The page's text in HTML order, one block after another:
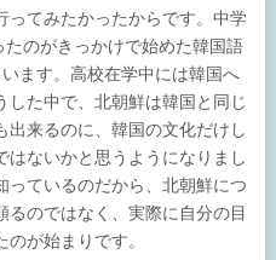
ってみたかったからです。中学
のがきっかけで始めた韓国語
ます。高校在学中には韓国へ
た中で、北朝鮮は韓国と同じ
来るのに、韓国の文化だけし
ないかと思うようになりまし
っているのだから、北朝鮮につ
のではなく、実際に自分の目
が始まりです。